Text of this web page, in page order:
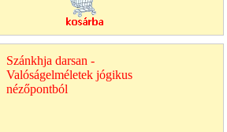
Szánkhja darsan -
Valóságelméletek jógikus
nézőpontból